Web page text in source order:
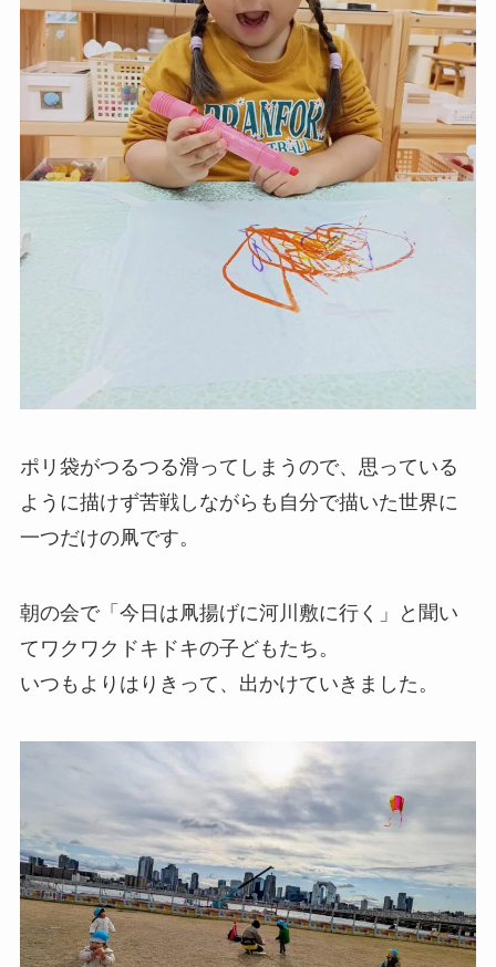
ポリ袋がつるつる滑ってしまうので、思っている
ように描けず苦戦しながらも自分で描いた世界に
一つだけの凧です。
朝の会で「今日は凧揚げに河川敷に行く」と聞い
てワクワクドキドキの子どもたち。
いつもよりはりきって、出かけていきました。